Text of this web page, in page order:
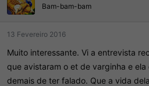
e
s
Bam-bam-bam
13 Fevereiro 2016
Muito interessante. Vi a entrevista
que avistaram o et de varginha e
demais de ter falado. Que a vida